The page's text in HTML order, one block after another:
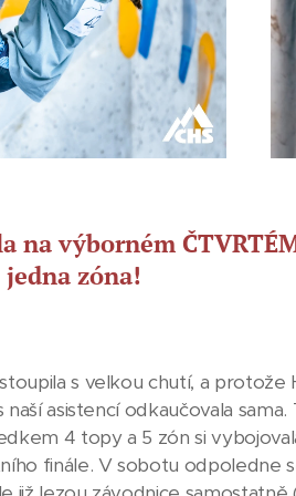
na výborném
zóna!
s velkou chutí, a
naší asistencí odkaučovala
4 topy a 5 zón si
finále. V sobotu odpoledne